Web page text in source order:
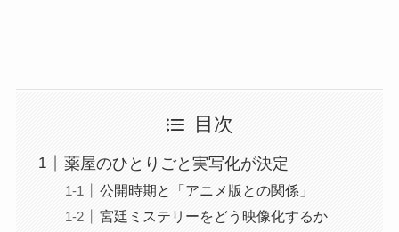
目次
薬屋のひとりごと実写化が決定
公開時期と「アニメ版との関係」
宮廷ミステリーをどう映像化するか